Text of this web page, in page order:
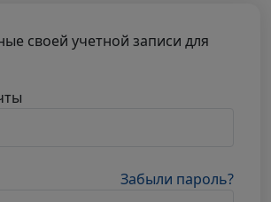
своей учетной записи для
Забыли пароль?